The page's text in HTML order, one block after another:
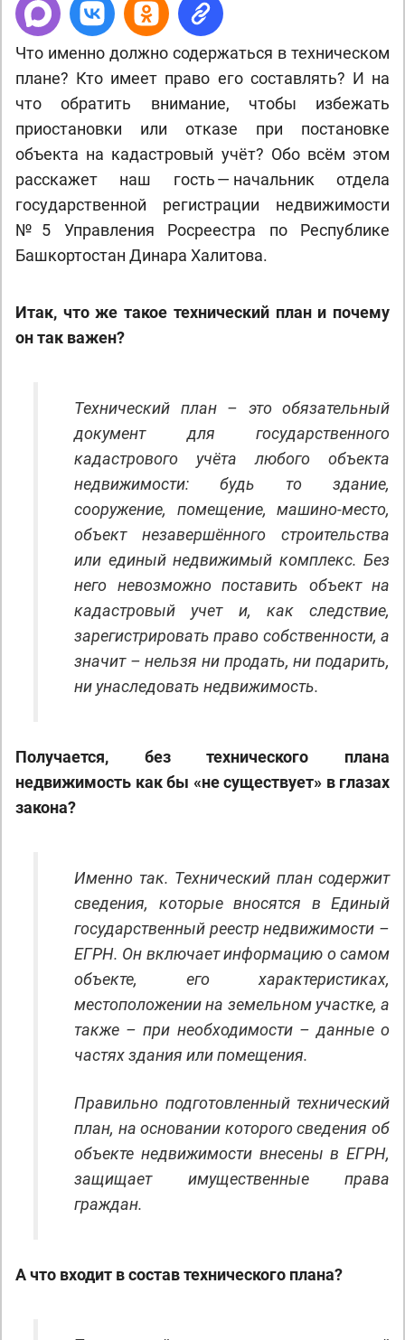
Что именно должно содержаться в техническом
плане? Кто имеет право его составлять? И на
что обратить внимание, чтобы избежать
приостановки или отказе при постановке
объекта на кадастровый учёт? Обо всём этом
расскажет наш гость — начальник отдела
государственной регистрации недвижимости
№5 Управления Росреестра по Республике
Башкортостан Динара Халитова.
Итак, что же такое технический план и почему
он так важен?
Технический план – это обязательный
документ для государственного
кадастрового учёта любого объекта
недвижимости: будь то здание,
сооружение, помещение, машино-место,
объект незавершённого строительства
или единый недвижимый комплекс. Без
него невозможно поставить объект на
кадастровый учет и, как следствие,
зарегистрировать право собственности, а
значит – нельзя ни продать, ни подарить,
ни унаследовать недвижимость.
Получается, без технического плана
недвижимость как бы «не существует» в глазах
закона?
Именно так. Технический план содержит
сведения, которые вносятся в Единый
государственный реестр недвижимости –
ЕГРН. Он включает информацию о самом
объекте, его характеристиках,
местоположении на земельном участке, а
также – при необходимости – данные о
частях здания или помещения.
Правильно подготовленный технический
план, на основании которого сведения об
объекте недвижимости внесены в ЕГРН,
защищает имущественные права
граждан.
А что входит в состав технического плана?